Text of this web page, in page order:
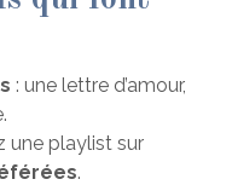
: une lettre d’amour,
une playlist sur
.